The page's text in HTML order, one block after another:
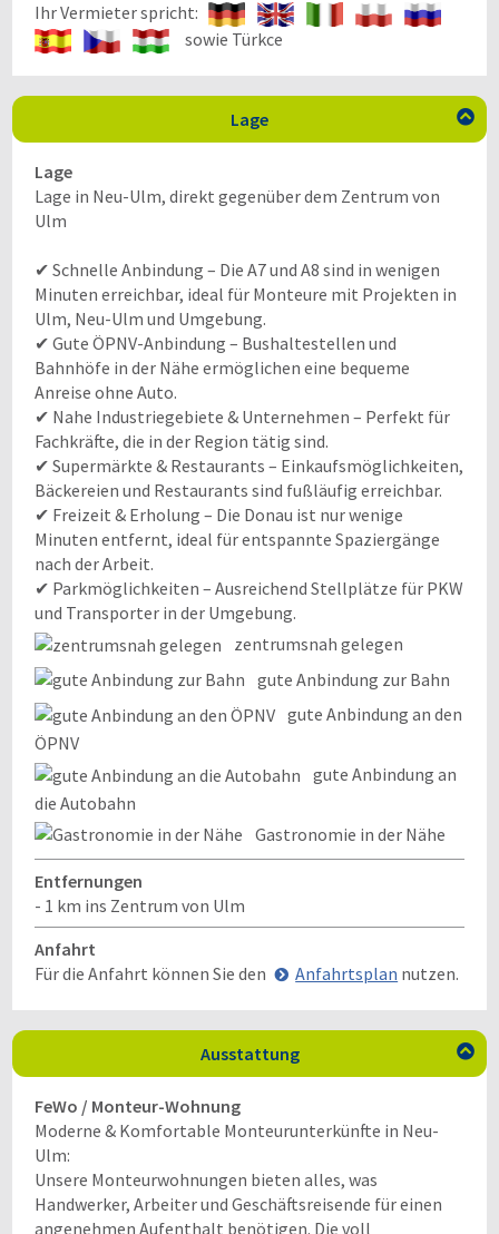
Ihr Vermieter spricht:
sowie Türkce
Lage 
Lage
Lage in Neu-Ulm, direkt gegenüber dem Zentrum von
Ulm
✔ Schnelle Anbindung – Die A7 und A8 sind in wenigen
Minuten erreichbar, ideal für Monteure mit Projekten in
Ulm, Neu-Ulm und Umgebung.
✔ Gute ÖPNV-Anbindung – Bushaltestellen und
Bahnhöfe in der Nähe ermöglichen eine bequeme
Anreise ohne Auto.
✔ Nahe Industriegebiete & Unternehmen – Perfekt für
Fachkräfte, die in der Region tätig sind.
✔ Supermärkte & Restaurants – Einkaufsmöglichkeiten,
Bäckereien und Restaurants sind fußläufig erreichbar.
✔ Freizeit & Erholung – Die Donau ist nur wenige
Minuten entfernt, ideal für entspannte Spaziergänge
nach der Arbeit.
✔ Parkmöglichkeiten – Ausreichend Stellplätze für PKW
und Transporter in der Umgebung.
zentrumsnah gelegen
gute Anbindung zur Bahn
gute Anbindung an den
ÖPNV
gute Anbindung an
die Autobahn
Gastronomie in der Nähe
Entfernungen
- 1 km ins Zentrum von Ulm
Anfahrt
Für die Anfahrt können Sie den
Anfahrtsplan nutzen.
Ausstattung 
FeWo / Monteur-Wohnung
Moderne & Komfortable Monteurunterkünfte in Neu-
Ulm:
Unsere Monteurwohnungen bieten alles, was
Handwerker, Arbeiter und Geschäftsreisende für einen
angenehmen Aufenthalt benötigen. Die voll